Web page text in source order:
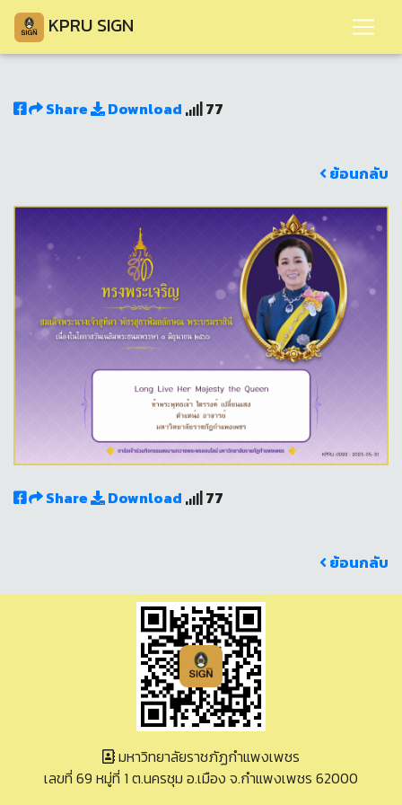
KPRU SIGN
Share Download 77
ย้อนกลับ
Share Download 77
ย้อนกลับ
มหาวิทยาลัยราชภัฏกำแพงเพชร
เลขที่ 69 หมู่ที่ 1 ต.นครชุม อ.เมือง จ.กำแพงเพชร 62000